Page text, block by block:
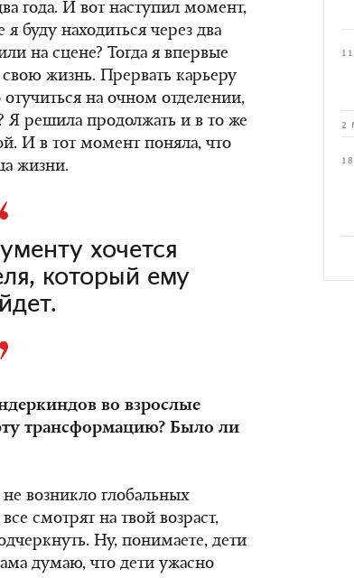
года. И вот наступил момент,
буду находиться через два
на сцене? Тогда я впервые
свою жизнь. Прервать карьеру
на очном отделении,
Я решила продолжать и в то же
И в тот момент поняла, что
жизни.
хочется
который ему
во взрослые
трансформацию? Было ли
возникло глобальных
смотрят на твой возраст,
Ну, понимаете, дети
думаю, что дети ужасно
2